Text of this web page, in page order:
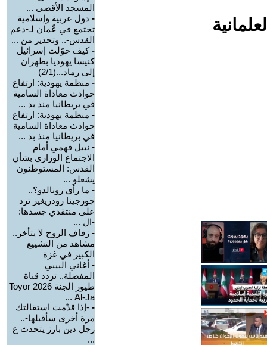
المسجد الأقصى ...
- دول عربية وإسلامية
تجتمع في عّمان لـ-دعم
القدس-.. وتحذير من ...
-كيف حوّلت إسرائيل
كنيسا يهوديا بطهران
إلى رماد...(2/1)
- منظمة يهودية: ارتفاع
حوادث معاداة السامية
في بريطانيا منذ بد ...
- منظمة يهودية: ارتفاع
حوادث معاداة السامية
في بريطانيا منذ بد ...
- نبيل فهمي أمام
الاجتماع الوزاري بشأن
القدس: المستوطنون
يشعلو ...
- ما رأي رونالدو؟..
جورجينا رودريغيز ترد
على منتقدي جسدها:
-ال ...
- زفاف الروح لا يتأخر..
مشاهد من التشييع
الكبير في غزة
- أغاني البيبي
المفضلة.. تردد قناة
طيور الجنة 2026 Toyor
Al-Ja ...
- -إذا قدّمت استقالتك
مرة أخرى سأقبلها-..
رجل دين بارز يتحدث ع
...